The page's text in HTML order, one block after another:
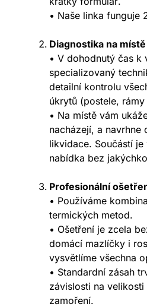
• Naše linka funguje
Diagnostika na místě
• V dohodnutý čas k
specializovaný
detailní kontrolu
úkrytů (postele,
• Na místě vám
nacházejí, a navrhne
likvidace. Součástí
nabídka bez
Profesionální
• Používáme
termických metod.
• Ošetření je zcela
domácí mazlíčky i
vysvětlíme všechna
• Standardní zásah
závislosti na
zamoření.